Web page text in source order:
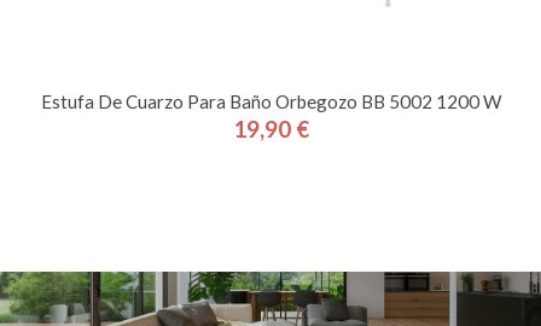
Estufa De Cuarzo Para Baño Orbegozo BB 5002 1200 W
Precio
19,90 €